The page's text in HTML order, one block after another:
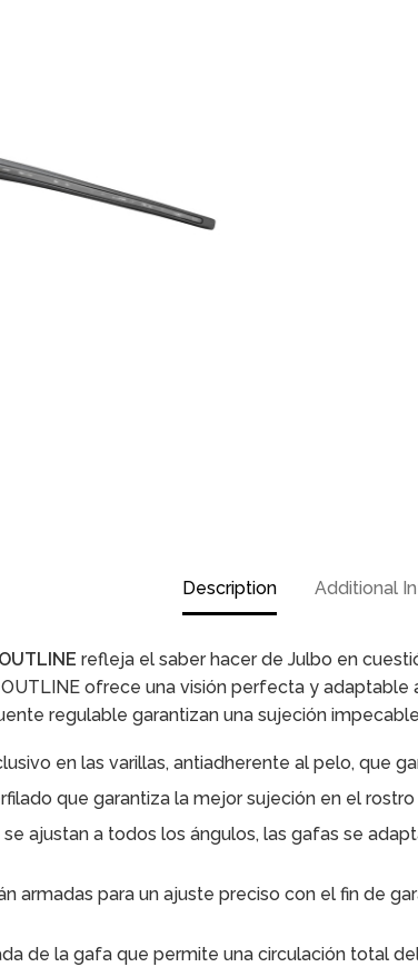
Description Additional
refleja el saber hacer de Julbo en
ofrece una visión perfecta y
regulable garantizan una sujeción
en las varillas, antiadherente al pelo, que
que garantiza la mejor sujeción en el
se ajustan a todos los ángulos, las gafas se
armadas para un ajuste preciso con el fin de
de la gafa que permite una circulación total